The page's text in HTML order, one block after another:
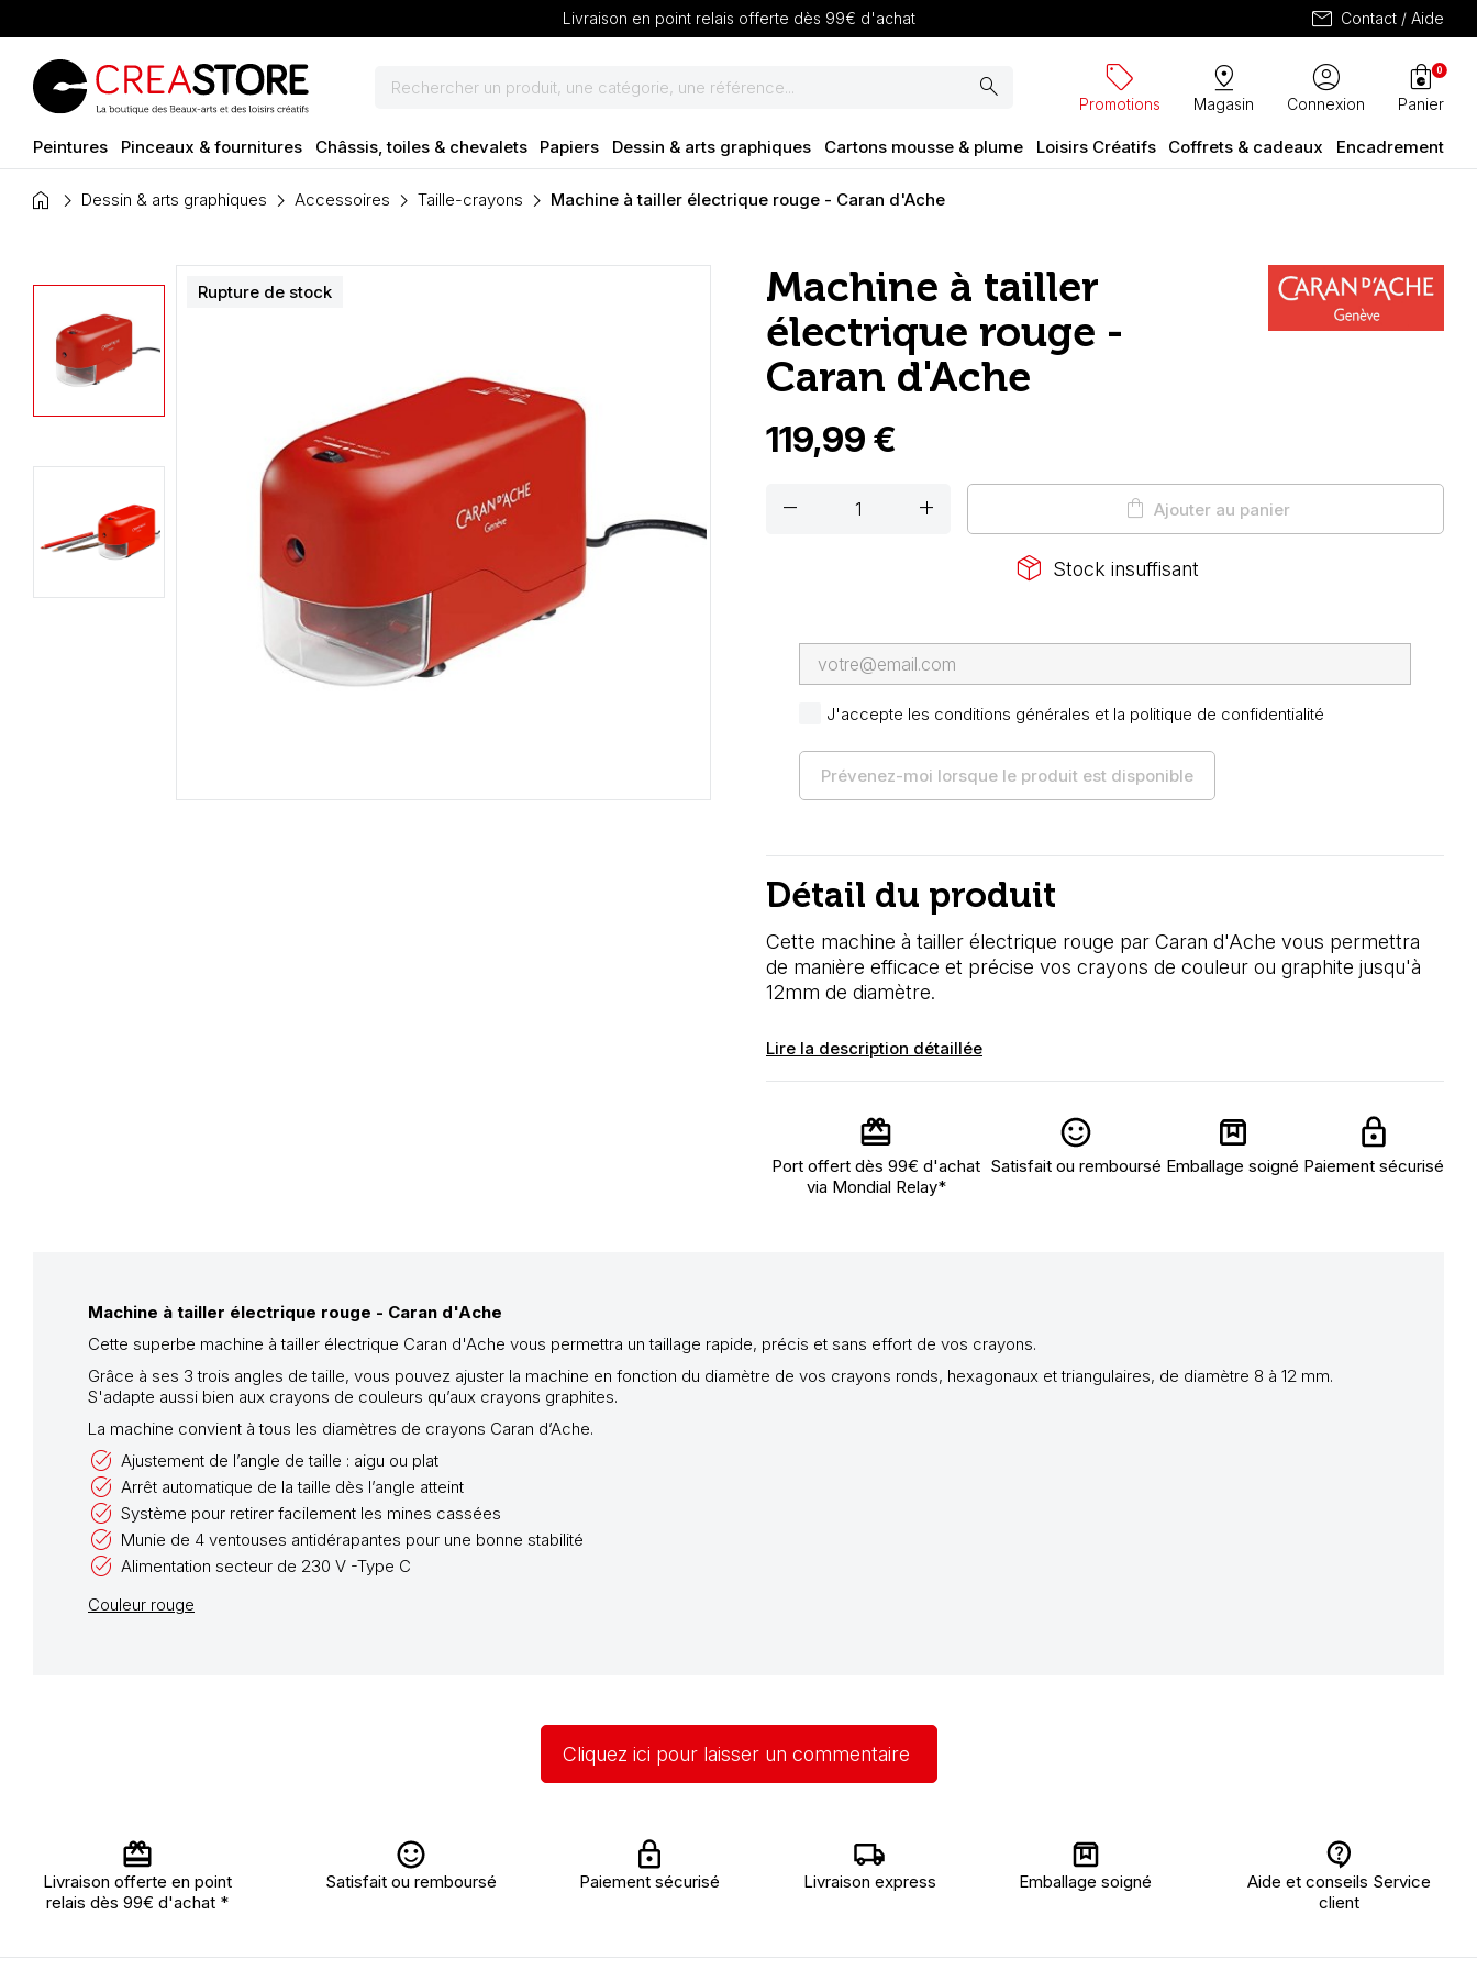
Livraison en point relais offerte dès 99€ d'achat mail Contact / Aide
search sell
Promotions
pin_drop
Magasin
account_circle
Connexion
shopping_bag
Panier
0
Peintures Pinceaux & fournitures Châssis, toiles & chevalets Papiers Dessin & arts graphiques Cartons mousse & plume Loisirs Créatifs Coffrets & cadeaux Encadrement
home Dessin & arts graphiques Accessoires Taille-crayons Machine à tailler électrique rouge - Caran d'Ache
Rupture de stock
Machine à tailler
électrique rouge -
Caran d'Ache
119,99 €
remove add shopping_bag Ajouter au panier
package_2 Stock insuffisant
J'accepte les conditions générales et la politique de confidentialité
Prévenez-moi lorsque le produit est disponible
Détail du produit
Cette machine à tailler électrique rouge par Caran d'Ache vous permettra
de manière efficace et précise vos crayons de couleur ou graphite jusqu'à
12mm de diamètre.
Lire la description détaillée
Port offert dès 99€ d'achat
via Mondial Relay*
Satisfait ou remboursé Emballage soigné Paiement sécurisé
Machine à tailler électrique rouge - Caran d'Ache
Cette superbe machine à tailler électrique Caran d'Ache vous permettra un taillage rapide, précis et sans effort de vos crayons.
Grâce à ses 3 trois angles de taille, vous pouvez ajuster la machine en fonction du diamètre de vos crayons ronds, hexagonaux et triangulaires, de diamètre 8 à 12 mm.
S'adapte aussi bien aux crayons de couleurs qu’aux crayons graphites.
La machine convient à tous les diamètres de crayons Caran d’Ache.
Ajustement de l’angle de taille : aigu ou plat
Arrêt automatique de la taille dès l’angle atteint
Système pour retirer facilement les mines cassées
Munie de 4 ventouses antidérapantes pour une bonne stabilité
Alimentation secteur de 230 V -Type C
Couleur rouge
Cliquez ici pour laisser un commentaire
Livraison offerte en point
relais dès 99€ d'achat *
Satisfait ou remboursé Paiement sécurisé Livraison express Emballage soigné
Aide et conseils Service
client